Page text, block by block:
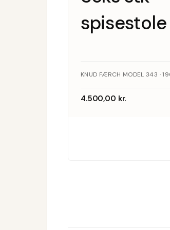
spisestole
egetræ,
Knud
4.500,00 kr.